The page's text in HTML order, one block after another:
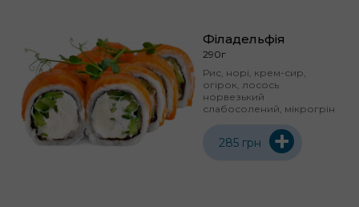
Філадельфія
290г
Рис, норі, крем-сир,
огірок, лосось
норвезький
слабосолений, мікрогрін
285 грн +